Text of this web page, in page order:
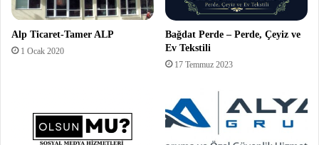
Alp Ticaret-Tamer ALP
1 Ocak 2020
Bağdat Perde – Perde, Çeyiz ve
Ev Tekstili
17 Temmuz 2023